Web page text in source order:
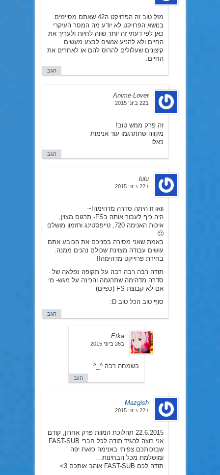
מזל טוב זה הפרויקט ה42 שאתם מסיימים.
בנושא הפרויקט לא יודע מה המסר העיקרי
כאן לפי דעתי זה יותר שווה לחיות ולעריך את
החיים ולא להניע אנשים לבצע מעשים
קיצונים שעלולים להרוס להם או לאחרים את
החיים.
הגב
Anime-Lover
ב22 ביוני 2015
זה פרק ממש טוב!
מקווה שתתרגמו עוד אנימות
כאלו
הגב
lulu
ב22 ביוני 2015
וואו זו היתה סדרה מדהימה!~
היה כיף לעבור אותה בFS- תרגום מצוין,
איכות האנימה 720, טייפסטינג ותזמון מושלם
🙂
באמת שאני מסירה בפניכם את הכובע אתם
עושים עבודה מצוינת שכולם נהנים ממנה.
בחירת פרוייקט מדהימה!!
תודה רבה רבה רבה על תקופה נפלאה של
סדרה מדהימה שתרגמה והכינה על מגש- מי
אם לא קבוצת FS (כפיים)
סוף טוב הכל טוב D:
הגב
Etka
ב26 ביוני 2015
בשמחה רבה ^_^
הגב
Mazgish
ב22 ביוני 2015
22.6.2015 תהלוכת המוות פרק אחרון, קודם
אני רוצה להגיד תודה לכל חברי FAST-SUB
שבזכותכם צפיתי באנימה כזאת יפה
ומושלמת מכל הבחינות…
תודה לכם FAST-SUB אוהב אותכם 3>